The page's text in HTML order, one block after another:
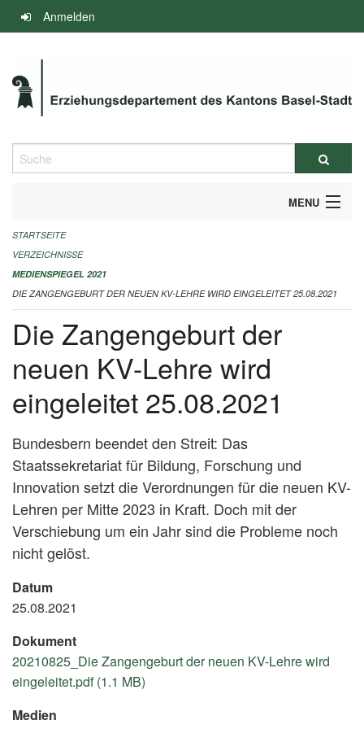
Navigation
überspringen
Anmelden
Suche
MENU
INFOS ZUM ED-MEDIENSPIEGEL
IMPRESSUM
STARTSEITE
VERZEICHNISSE
MEDIENSPIEGEL 2021
DIE ZANGENGEBURT DER NEUEN KV-LEHRE WIRD EINGELEITET 25.08.2021
Die Zangengeburt der
neuen KV-Lehre wird
eingeleitet 25.08.2021
Bundesbern beendet den Streit: Das
Staatssekretariat für Bildung, Forschung und
Innovation setzt die Verordnungen für die neuen KV-
Lehren per Mitte 2023 in Kraft. Doch mit der
Verschiebung um ein Jahr sind die Probleme noch
nicht gelöst.
Datum
25.08.2021
Dokument
20210825_Die Zangengeburt der neuen KV-Lehre wird
eingeleitet.pdf (1.1 MB)
Medien